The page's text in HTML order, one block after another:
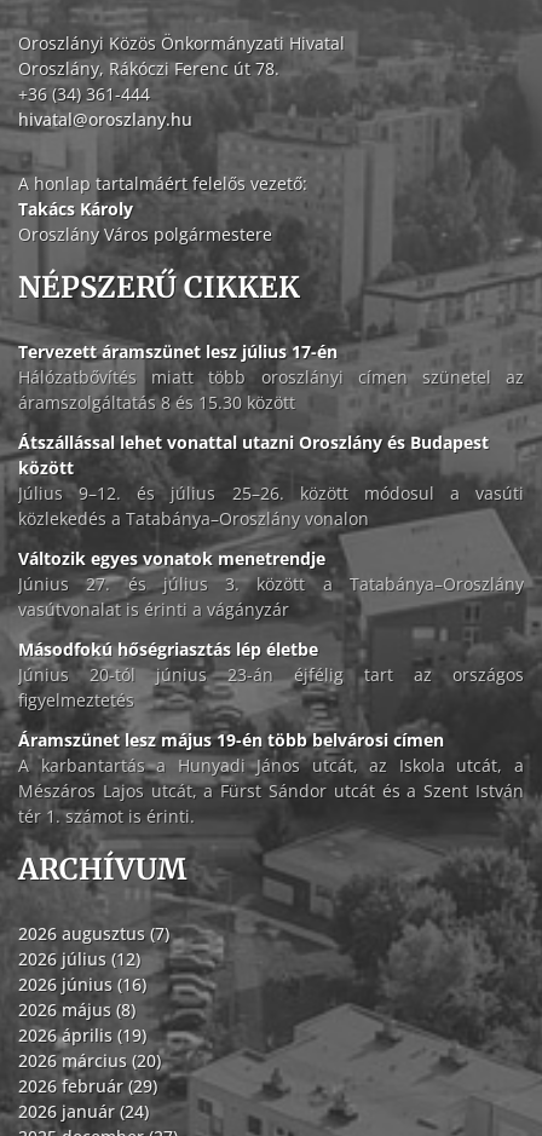
Oroszlányi Közös Önkormányzati Hivatal
Oroszlány, Rákóczi Ferenc út 78.
+36 (34) 361-444
hivatal@oroszlany.hu
A honlap tartalmáért felelős vezető:
Takács Károly
Oroszlány Város polgármestere
NÉPSZERŰ CIKKEK
Tervezett áramszünet lesz július 17-én
Hálózatbővítés miatt több oroszlányi címen szünetel az
áramszolgáltatás 8 és 15.30 között
Átszállással lehet vonattal utazni Oroszlány és Budapest
között
Július 9–12. és július 25–26. között módosul a vasúti
közlekedés a Tatabánya–Oroszlány vonalon
Változik egyes vonatok menetrendje
Június 27. és július 3. között a Tatabánya–Oroszlány
vasútvonalat is érinti a vágányzár
Másodfokú hőségriasztás lép életbe
Június 20-tól június 23-án éjfélig tart az országos
figyelmeztetés
Áramszünet lesz május 19-én több belvárosi címen
A karbantartás a Hunyadi János utcát, az Iskola utcát, a
Mészáros Lajos utcát, a Fürst Sándor utcát és a Szent István
tér 1. számot is érinti.
ARCHÍVUM
2026 augusztus (7)
2026 július (12)
2026 június (16)
2026 május (8)
2026 április (19)
2026 március (20)
2026 február (29)
2026 január (24)